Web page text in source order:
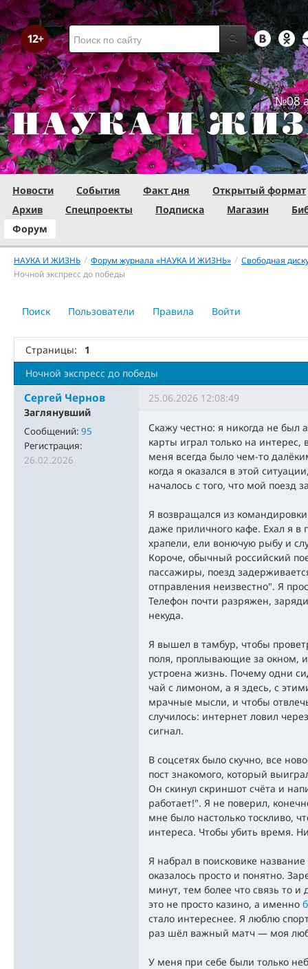
№08
Новости События Факт дня
Открытый формат
Архив
Спецпроекты Подписка Магазин
Форум
НАУКА И ЖИЗНЬ / Форум журнала «НАУКА И ЖИЗНЬ» / Свободная
Ночной экспресс до победы
Поиск Пользователи Правила Войти
Страницы:
1
Ночной экспресс до победы
Сергей Чернов
Заглянувший
Сообщений: 95
Регистрация:
26.02.2026
25.06.2026 12:08:49
Скажу честно: я никогда не был
карты играл только на
меня всегда было чем-то
когда я оказался в этой
началось с того, что мой поезд
Я возвращался из
даже приличного кафе. Ехал я в
храпели, ели вонючую рыбу и
Короче, обычный российский
пассажиры, поезд
отправления неизвестно". Я
Телефон почти разряжен,
некуда.
Я вышел в тамбур, чтобы
поля, проплывающие за окном,
устроена жизнь. Почему одни
чай с лимоном, а я здесь, с
мрачные мысли, и чтобы
случилось: интернет ловил
сигнал.
В соцсетях было скучно, все
пост знакомого, который
Он скинул скриншот счёта и
работает!". Я не поверил,
мне было настолько тоскливо,
интереса. Чтобы убить время.
Я набрал в поисковике
оказалось просто и понятно.
минут, тем более что связь то и
это не просто казино, а именно
стало интереснее. Я люблю
раз шёл важный матч — моя
У меня при себе были только